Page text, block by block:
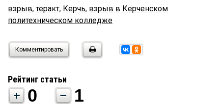
взрыв,теракт, Керчь, взрыв в Керченском
политехническом колледже
Комментировать
Рейтинг статьи
0 1